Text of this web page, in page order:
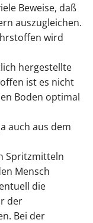
Beweise, daß
auszugleichen.
wird
hergestellte
ist es nicht
Boden optimal
auch aus dem
Spritzmitteln
Mensch
die
der
Bei der